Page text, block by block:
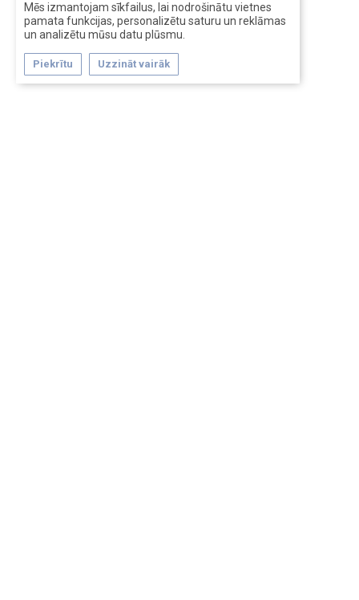
Mēs izmantojam sīkfailus, lai nodrošinātu vietnes
pamata funkcijas, personalizētu saturu un reklāmas
un analizētu mūsu datu plūsmu.
Piekrītu Uzzināt vairāk